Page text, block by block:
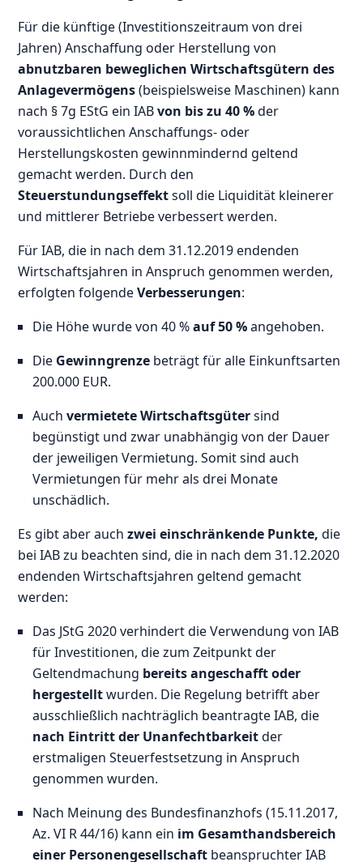
Für die künftige (Investitionszeitraum von drei
Jahren) Anschaffung oder Herstellung von
abnutzbaren beweglichen Wirtschaftsgütern des
Anlagevermögens(beispielsweise Maschinen) kann
nach § 7g EStG ein IABvon bis zu 40 %der
voraussichtlichen Anschaffungs- oder
Herstellungskosten gewinnmindernd geltend
gemacht werden. Durch den
Steuerstundungseffektsoll die Liquidität kleinerer
und mittlerer Betriebe verbessert werden.
Für IAB, die in nach dem 31.12.2019 endenden
Wirtschaftsjahren in Anspruch genommen werden,
erfolgten folgendeVerbesserungen:
Die Höhe wurde von 40 %auf 50 %angehoben.
Die Gewinngrenze beträgt für alle Einkunftsarten
200.000 EUR.
Auchvermietete Wirtschaftsgütersind
begünstigt und zwar unabhängig von der Dauer
der jeweiligen Vermietung. Somit sind auch
Vermietungen für mehr als drei Monate
unschädlich.
Es gibt aber auch zwei einschränkende Punkte, die
bei IAB zu beachten sind, die in nach dem 31.12.2020
endenden Wirtschaftsjahren geltend gemacht
werden:
Das JStG 2020 verhindert die Verwendung von IAB
für Investitionen, die zum Zeitpunkt der
Geltendmachung bereits angeschafft oder
hergestelltwurden. Die Regelung betrifft aber
ausschließlich nachträglich beantragte IAB, die
nach Eintritt der Unanfechtbarkeitder
erstmaligen Steuerfestsetzung in Anspruch
genommen wurden.
Nach Meinung des Bundesfinanzhofs (15.11.2017,
Az. VI R 44/16) kann ein im Gesamthandsbereich
einer Personengesellschaft beanspruchter IAB